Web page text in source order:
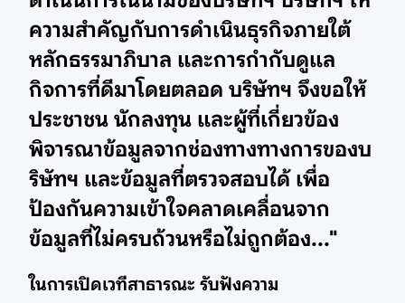
ความสำคัญกับการดำเนินธุรกิจภายใต้
หลักธรรมาภิบาล และการกำกับดูแล
กิจการที่ดีมาโดยตลอด บริษัทฯ จึงขอให้
ประชาชน นักลงทุน และผู้ที่เกี่ยวข้อง
พิจารณาข้อมูลจากช่องทางทางการของบ
ริษัทฯ และข้อมูลที่ตรวจสอบได้ เพื่อ
ป้องกันความเข้าใจคลาดเคลื่อนจาก
ข้อมูลที่ไม่ครบถ้วนหรือไม่ถูกต้อง..."
ในการเปิดเวทีสาธารณะ รับฟังความ